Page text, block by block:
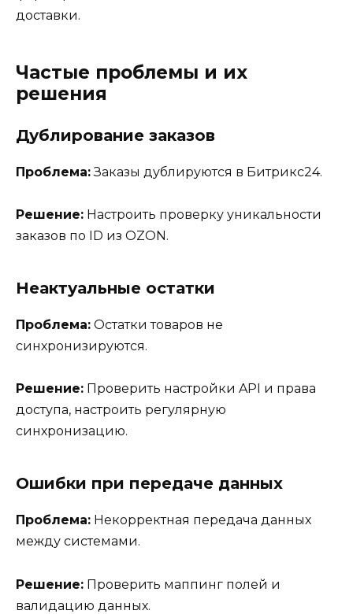
доставки.
Частые проблемы и их
решения
Дублирование заказов
Проблема:Заказы дублируются в Битрикс24.
Решение: Настроить проверку уникальности
заказов по ID из OZON.
Неактуальные остатки
Проблема: Остатки товаров не
синхронизируются.
Решение: Проверить настройки API и права
доступа, настроить регулярную
синхронизацию.
Ошибки при передаче данных
Проблема: Некорректная передача данных
между системами.
Решение: Проверить маппинг полей и
валидацию данных.